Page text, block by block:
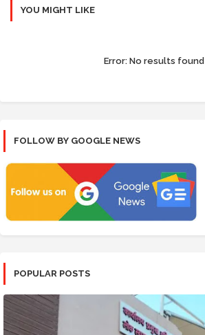
YOU MIGHT LIKE
Error: No results found
FOLLOW BY GOOGLE NEWS
POPULAR POSTS